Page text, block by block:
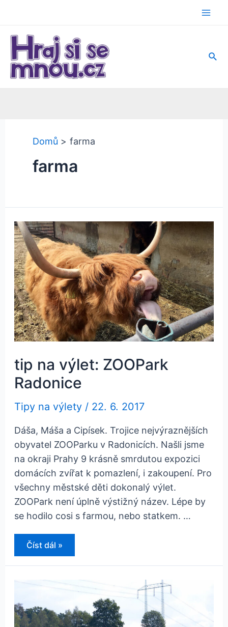
obsah
Domů farma
farma
tip na výlet: ZOOPark
Radonice
Tipy na výlety/ 22. 6. 2017
Dáša, Máša a Cipísek. Trojice nejvýraznějších
obyvatel ZOOParku v Radonicích. Našli jsme
na okraji Prahy 9 krásně smrdutou expozici
domácích zvířat k pomazlení, i zakoupení. Pro
všechny městské děti dokonalý výlet.
ZOOPark není úplně výstižný název. Lépe by
se hodilo cosi s farmou, nebo statkem. …
tip
na
výlet:
ZOOPark
Číst dál »